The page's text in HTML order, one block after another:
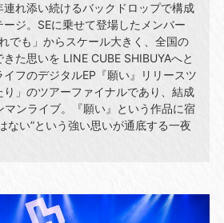
連れ添い続けるバックドロップで構成
ジ。SEに乗せて登場したメンバー
でも」からスケール大きく、全国の
た思いを LINE CUBE SHIBUYAへと
フのデジタルEP『願い』リリースツ
」のツアーファイナルであり、結成
マンライブ。『願い』という作品に宿
ない”という強い思いが通底する一夜